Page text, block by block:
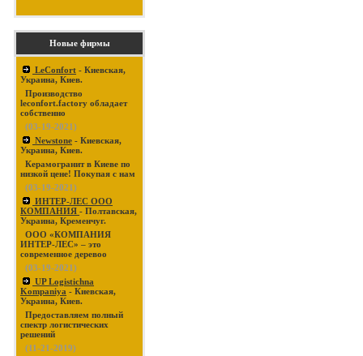
Новые фирмы
LeConfort - Киевская,
Украина, Киев.
Производство
leconfort.factory обладает
собственно
(03-19-2021)
Newstone - Киевская,
Украина, Киев.
Керамогранит в Киеве по
низкой цене! Покупая с нам
(03-19-2021)
ИНТЕР-ЛЕС ООО
КОМПАНИЯ - Полтавская,
Украина, Кременчуг.
ООО «КОМПАНИЯ
ИНТЕР-ЛЕС» – это
современное деревоо
(03-19-2021)
UP Logistichna
Kompaniya - Киевская,
Украина, Киев.
Предоставляем полный
спектр логистических
решений
(11-21-2019)